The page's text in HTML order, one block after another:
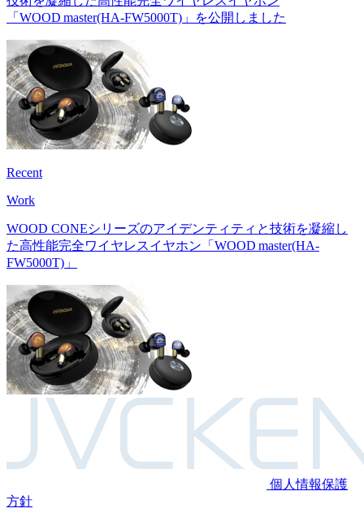
Awards受賞歴
Recent
News
WORKS記事 | WOOD CONEシリーズのアイデンティティと
技術を凝縮した高性能完全ワイヤレスイヤホン
「WOOD master(HA-FW5000T)」を公開しました
Recent
Work
WOOD CONEシリーズのアイデンティティと技術を凝縮し
た高性能完全ワイヤレスイヤホン
FW5000T)」